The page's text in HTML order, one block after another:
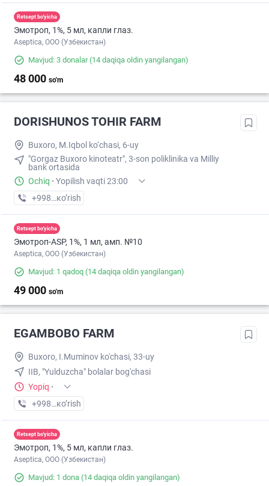
Retsept bo'yicha
Эмотроп, 1%, 5 мл, капли глаз.
Aseptica, ООО (Узбекистан)
Mavjud: 3 donalar(14 daqiqa oldin yangilangan)
48 000 so'm
DORISHUNOS TOHIR FARM
Buxoro, M.Iqbol ko‘chasi, 6-uy
"Gorgaz Buxoro kinoteatr", 3-son poliklinika va Milliy
bank оrtasida
Ochiq · Yopilish vaqti 23:00
+998 (95) XXX-XX-XX
кo’rish
Retsept bo'yicha
Эмотроп-ASР, 1%, 1 мл, амп. №10
Aseptica, ООО (Узбекистан)
Mavjud: 1 qadoq (14 daqiqa oldin yangilangan)
49 000 so'm
EGAMBOBO FARM
Buxoro, I.Muminov ko'chasi, 33-uy
IIB, "Yulduzcha" bolalar bog'chasi
Yopiq ·
+998 (77) XXX-XX-XX
кo’rish
Retsept bo'yicha
Эмотроп, 1%, 5 мл, капли глаз.
Aseptica, ООО (Узбекистан)
Mavjud: 1 dona (14 daqiqa oldin yangilangan)